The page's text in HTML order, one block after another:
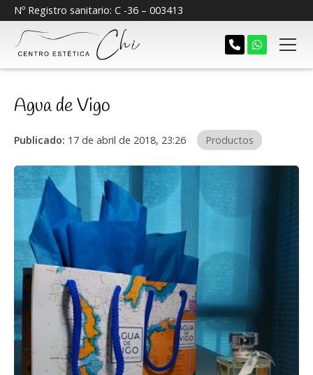
Nº Registro sanitario: C -36 – 003413
Agua de Vigo
Publicado: 17 de abril de 2018, 23:26 Productos